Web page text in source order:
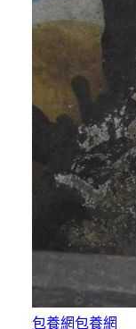
包養網包養網